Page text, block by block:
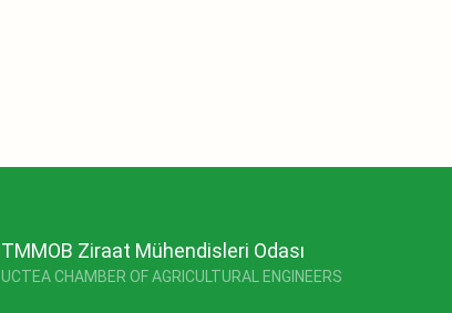
TMMOB Ziraat Mühendisleri Odası
UCTEA CHAMBER OF AGRICULTURAL ENGINEERS